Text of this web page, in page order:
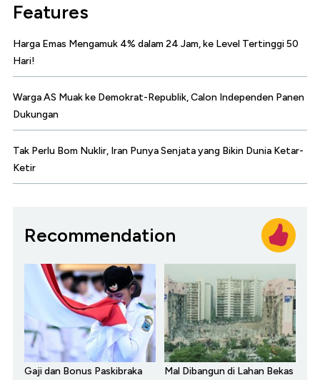
Features
Harga Emas Mengamuk 4% dalam 24 Jam, ke Level Tertinggi 50
Hari!
Warga AS Muak ke Demokrat-Republik, Calon Independen Panen
Dukungan
Tak Perlu Bom Nuklir, Iran Punya Senjata yang Bikin Dunia Ketar-
Ketir
Recommendation
Gaji dan Bonus Paskibraka
Mal Dibangun di Lahan Bekas